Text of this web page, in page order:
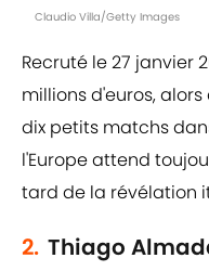
Claudio Villa/Getty Images
Recruté le 27 janvier
millions d'euros,
dix petits matchs
l'Europe attend
tard de la révélation
2. Thiago